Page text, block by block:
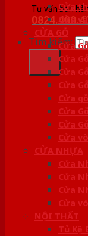
Tư vấn bán
Tìm kiếm:
Cửa
Cửa
CỬA GỖ
Cửa
Cửa
Cửa
Cửa
Cửa
Cửa
Cửa
Cửa
CỬA NHỰA
Cửa
Cửa
Cửa
Cửa
NỘI THẤT
Tủ Kệ